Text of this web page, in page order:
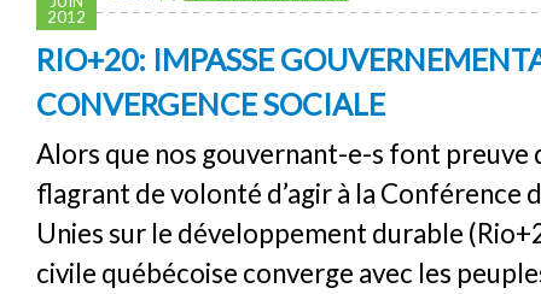
2012
RIO+20: IMPASSE
CONVERGENCE SOCIALE
Alors que nos gouvernant-e-s font preuve
flagrant de volonté d’agir à la Conférence
Unies sur le développement durable
civile québécoise converge avec les